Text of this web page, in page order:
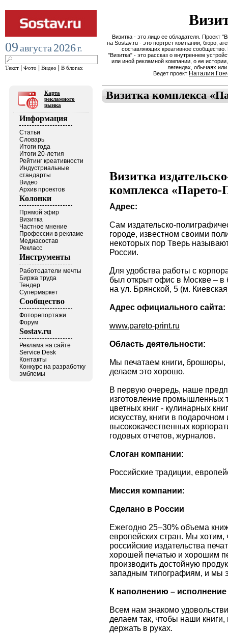
09августа 2026г.
Текст Фото Видео В блогах
Карта
рекламного
рынка
Информация
Статьи
Словарь
Итоги года
Итоги 20-летия
Рейтинг креативности
Индустриальные
стандарты
Видео
Архив проектов
Колонки
Прямой эфир
Визитка
Частное мнение
Профессии в рекламе
Медиасостав
Рекласс
Инструменты
Работодатели мечты
Биржа труда
Тендер
Супермаркет
Сообщество
Фоторепортажи
Форум
Sostav.ru
Реклама на сайте
Service Desk
Контакты
Конкурс на разработку
эмблемы
Визитка - это лицо ее обладателя. Проект
на Sostav.ru - это портрет компании, бюро,
составляющих креативное сообщество.
"Визитка" - это рассказ о внутреннем
или иной рекламной компании, о ее
легендах, обычаях
Ведет проект Наталия
Визитка комплекса
Визитка
комплекса «Парето-
Адрес:
Сам издательско-
городе, известном своими
некоторых пор Тверь
России.
Для удобства работы с
был открыт офис в Москве – в
на ул. Брянской, 5 (м.
Адрес официального сайта:
www.pareto-print.ru
Область деятельности:
Мы печатаем книги, брошюры,
делаем это хорошо.
В первую очередь, наше
изготовление промышленных
цветных книг - кулинарных
искусству, книги в
высококачественных
годовых отчетов, журналов.
Слоган компании:
Российские традиции,
Миссия компании:
Сделано в России
Ежегодно 25–30% объема
европейских стран. Мы
российские издательства
хорошей печатью и хорошим
производить достойную
западным типографиям, и мы
К наполнению – исполнение
Всем нам знакомо
делаем так, чтобы наши
держать в руках.